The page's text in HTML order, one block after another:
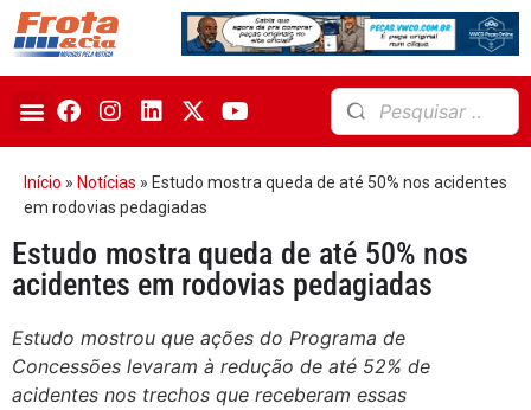
Início » Notícias » Estudo mostra queda de até 50% nos acidentes
em rodovias pedagiadas
Estudo mostra queda de até 50% nos
acidentes em rodovias pedagiadas
Estudo mostrou que ações do Programa de
Concessões levaram à redução de até 52% de
acidentes nos trechos que receberam essas